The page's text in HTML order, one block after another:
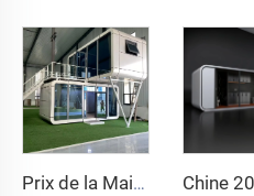
Prix de la Maison Modulaire Capsule Chinoise Conteneur Préfabriqué Cabine Apple à Vendre 20ft